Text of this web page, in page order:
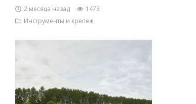
2 месяца назад
1473
Инструменты и крепеж